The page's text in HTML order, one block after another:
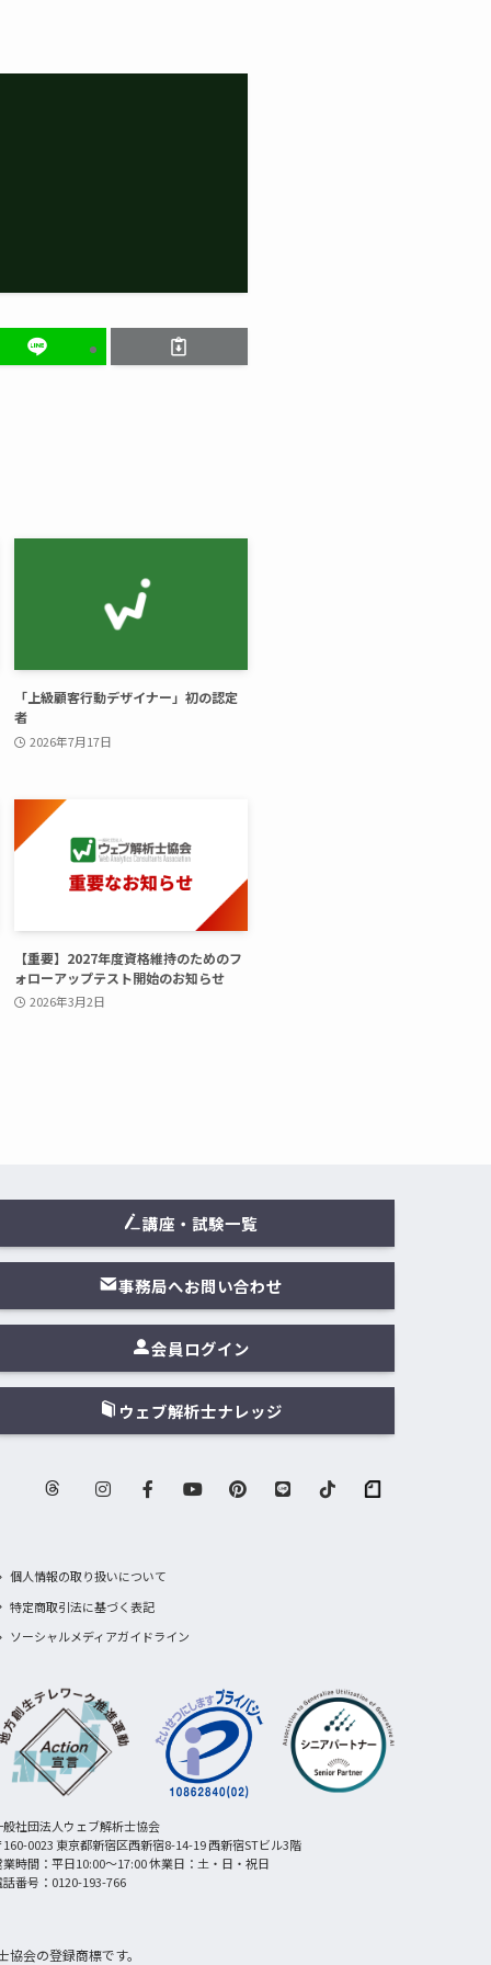
「上級顧客行動デザイナー」初の認定
者
2026年7月17日
【重要】2027年度資格維持のためのフ
ォローアップテスト開始のお知らせ
2026年3月2日
講座・試験一覧
事務局へお問い合わせ
会員ログイン
ウェブ解析士ナレッジ
個人情報の取り扱いについて
特定商取引法に基づく表記
ソーシャルメディアガイドライン
般社団法人ウェブ解析士協会
160-0023 東京都新宿区西新宿8-14-19 西新宿STビル3階
業時間：平日10:00〜17:00 休業日：土・日・祝日
話番号：0120-193-766
会の登録商標です。